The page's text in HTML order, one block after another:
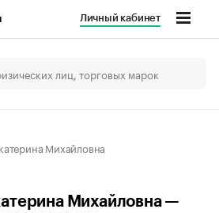
Личный кабинет
Михайловна
Михайловна —